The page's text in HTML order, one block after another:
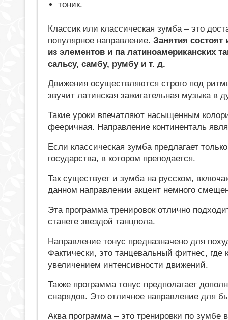
тоник.
Классик или классическая зумба – это
популярное направление. Занятия
из элементов и па латиноамериканских
сальсу, самбу, румбу и т. д.
Движения осуществляются строго под
звучит латинская зажигательная музыка в
Такие уроки впечатляют насыщенным
фееричная. Направление континенталь
Если классическая зумба предлагает
государства, в котором преподается.
Так существует и зумба на русском,
данном направлении акцент немного
Эта программа тренировок отлично
станете звездой танцпола.
Направление тонус предназначено для
Фактически, это танцевальный фитнес,
увеличением интенсивности движений.
Также программа тонус предполагает
снарядов. Это отличное направление для
Аква программа – это тренировки по зумбе